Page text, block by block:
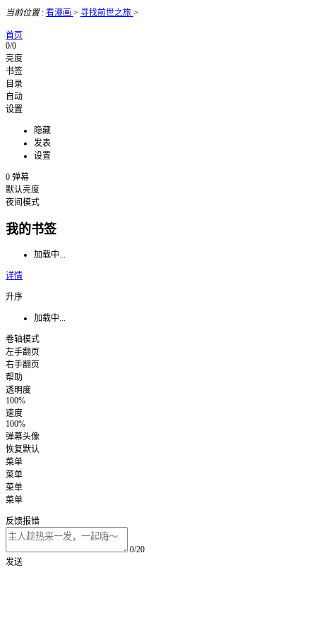
当前位置: 看漫画 > 寻找前世之旅 >
首页
0/0
亮度
书签
目录
自动
设置
隐藏
发表
设置
0 弹幕
默认亮度
夜间模式
我的书签
加载中...
详情
升序
加载中...
卷轴模式
左手翻页
右手翻页
帮助
透明度
100%
速度
100%
弹幕头像
恢复默认
菜单
菜单
菜单
菜单
反馈报错
0/20
发送